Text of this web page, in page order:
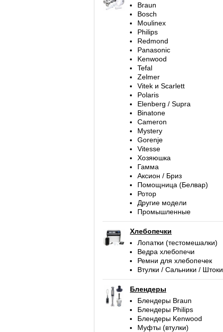
Braun
Bosch
Moulinex
Philips
Redmond
Panasonic
Kenwood
Tefal
Zelmer
Vitek и Scarlett
Polaris
Elenberg / Supra
Binatone
Cameron
Mystery
Gorenje
Vitesse
Хозяюшка
Гамма
Аксион / Бриз
Помощница (Белвар)
Ротор
Другие модели
Промышленные
Хлебопечки
Лопатки (тестомешалки)
Ведра хлебопечи
Ремни для хлебопечек
Втулки / Сальники / Штоки
Блендеры
Блендеры Braun
Блендеры Philips
Блендеры Kenwood
Муфты (втулки)